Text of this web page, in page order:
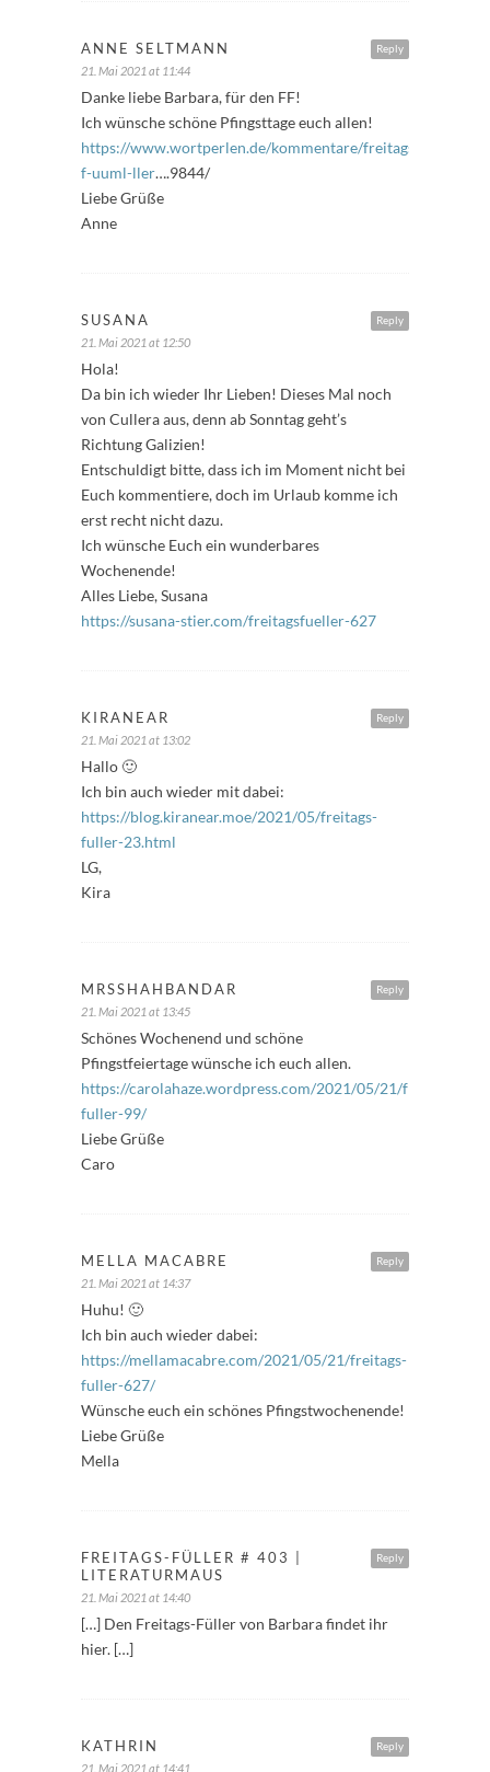
Reply
ANNE SELTMANN
21. Mai 2021 at 11:44
Danke liebe Barbara, für den FF!
Ich wünsche schöne Pfingsttage euch allen!
https://www.wortperlen.de/kommentare/freitags-
f-uuml-ller….9844/
Liebe Grüße
Anne
Reply
SUSANA
21. Mai 2021 at 12:50
Hola!
Da bin ich wieder Ihr Lieben! Dieses Mal noch
von Cullera aus, denn ab Sonntag geht’s
Richtung Galizien!
Entschuldigt bitte, dass ich im Moment nicht bei
Euch kommentiere, doch im Urlaub komme ich
erst recht nicht dazu.
Ich wünsche Euch ein wunderbares
Wochenende!
Alles Liebe, Susana
https://susana-stier.com/freitagsfueller-627
Reply
KIRANEAR
21. Mai 2021 at 13:02
Hallo 🙂
Ich bin auch wieder mit dabei:
https://blog.kiranear.moe/2021/05/freitags-
fuller-23.html
LG,
Kira
Reply
MRSSHAHBANDAR
21. Mai 2021 at 13:45
Schönes Wochenend und schöne
Pfingstfeiertage wünsche ich euch allen.
https://carolahaze.wordpress.com/2021/05/21/freitags-
fuller-99/
Liebe Grüße
Caro
Reply
MELLA MACABRE
21. Mai 2021 at 14:37
Huhu! 🙂
Ich bin auch wieder dabei:
https://mellamacabre.com/2021/05/21/freitags-
fuller-627/
Wünsche euch ein schönes Pfingstwochenende!
Liebe Grüße
Mella
Reply
FREITAGS-FÜLLER # 403 |
LITERATURMAUS
21. Mai 2021 at 14:40
[…] Den Freitags-Füller von Barbara findet ihr
hier. […]
Reply
KATHRIN
21. Mai 2021 at 14:41